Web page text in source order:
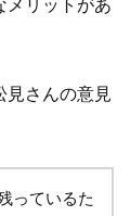
メリットがあ
見さんの意見
っているた